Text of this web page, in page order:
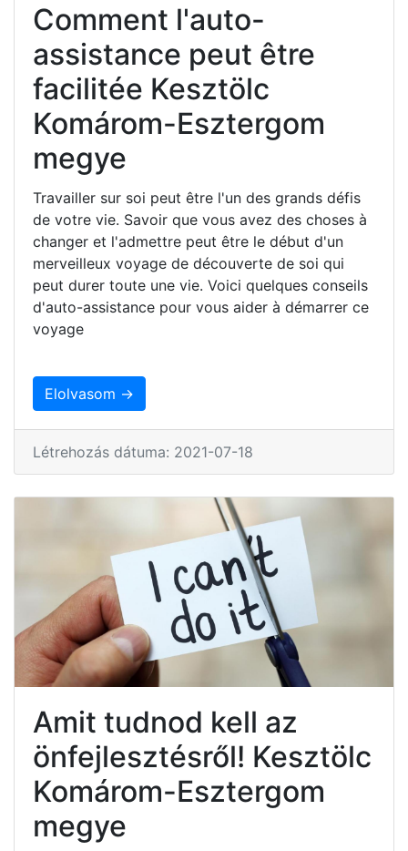
Comment l'auto-
assistance peut être
facilitée Kesztölc
Komárom-Esztergom
megye
Travailler sur soi peut être l'un des grands défis
de votre vie. Savoir que vous avez des choses à
changer et l'admettre peut être le début d'un
merveilleux voyage de découverte de soi qui
peut durer toute une vie. Voici quelques conseils
d'auto-assistance pour vous aider à démarrer ce
voyage
Elolvasom →
Létrehozás dátuma: 2021-07-18
Amit tudnod kell az
önfejlesztésről! Kesztölc
Komárom-Esztergom
megye